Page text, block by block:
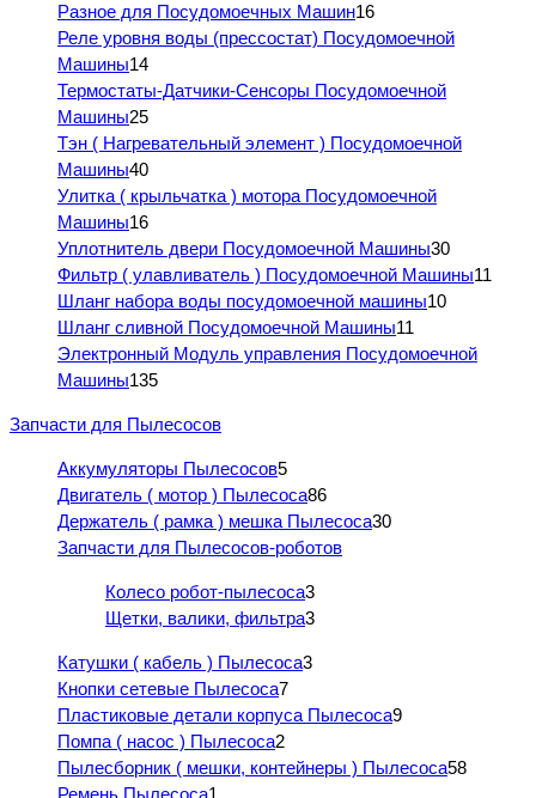
Разное для Посудомоечных Машин16
Реле уровня воды (прессостат) Посудомоечной
Машины14
Термостаты-Датчики-Сенсоры Посудомоечной
Машины25
Тэн ( Нагревательный элемент ) Посудомоечной
Машины40
Улитка ( крыльчатка ) мотора Посудомоечной
Машины16
Уплотнитель двери Посудомоечной Машины30
Фильтр ( улавливатель ) Посудомоечной Машины11
Шланг набора воды посудомоечной машины10
Шланг сливной Посудомоечной Машины11
Электронный Модуль управления Посудомоечной
Машины135
Запчасти для Пылесосов
Аккумуляторы Пылесосов5
Двигатель ( мотор ) Пылесоса86
Держатель ( рамка ) мешка Пылесоса30
Запчасти для Пылесосов-роботов
Колесо робот-пылесоса3
Щетки, валики, фильтра3
Катушки ( кабель ) Пылесоса3
Кнопки сетевые Пылесоса7
Пластиковые детали корпуса Пылесоса9
Помпа ( насос ) Пылесоса2
Пылесборник ( мешки, контейнеры ) Пылесоса58